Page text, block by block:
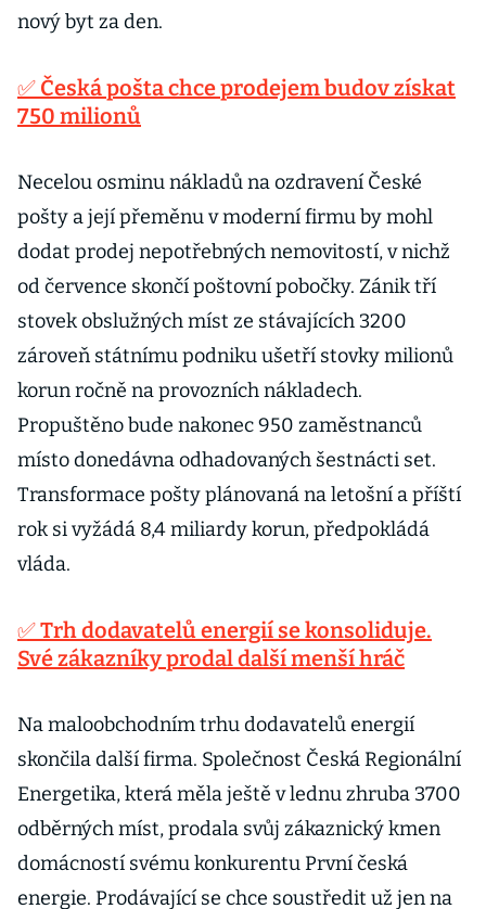
nový byt za den.
✅ Česká pošta chce prodejem budov získat
750 milionů
Necelou osminu nákladů na ozdravení České
pošty a její přeměnu v moderní firmu by mohl
dodat prodej nepotřebných nemovitostí, v nichž
od července skončí poštovní pobočky. Zánik tří
stovek obslužných míst ze stávajících 3200
zároveň státnímu podniku ušetří stovky milionů
korun ročně na provozních nákladech.
Propuštěno bude nakonec 950 zaměstnanců
místo donedávna odhadovaných šestnácti set.
Transformace pošty plánovaná na letošní a příští
rok si vyžádá 8,4 miliardy korun, předpokládá
vláda.
✅ Trh dodavatelů energií se konsoliduje.
Své zákazníky prodal další menší hráč
Na maloobchodním trhu dodavatelů energií
skončila další firma. Společnost Česká Regionální
Energetika, která měla ještě v lednu zhruba 3700
odběrných míst, prodala svůj zákaznický kmen
domácností svému konkurentu První česká
energie. Prodávající se chce soustředit už jen na